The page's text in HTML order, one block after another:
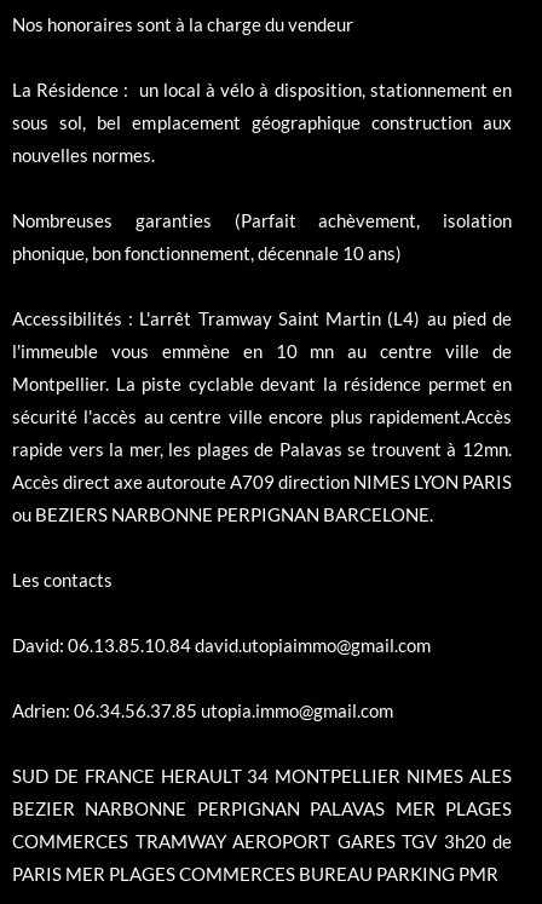
Nos honoraires sont à la charge du vendeur
La Résidence : un local à vélo à disposition, stationnement en
sous sol, bel emplacement géographique construction aux
nouvelles normes.
Nombreuses garanties (Parfait achèvement, isolation
phonique, bon fonctionnement, décennale 10 ans)
Accessibilités : L'arrêt Tramway Saint Martin (L4) au pied de
l'immeuble vous emmène en 10 mn au centre ville de
Montpellier. La piste cyclable devant la résidence permet en
sécurité l'accès au centre ville encore plus rapidement.Accès
rapide vers la mer, les plages de Palavas se trouvent à 12mn.
Accès direct axe autoroute A709 direction NIMES LYON PARIS
ou BEZIERS NARBONNE PERPIGNAN BARCELONE.
Les contacts
David: 06.13.85.10.84 david.utopiaimmo@gmail.com
Adrien: 06.34.56.37.85 utopia.immo@gmail.com
SUD DE FRANCE HERAULT 34 MONTPELLIER NIMES ALES
BEZIER NARBONNE PERPIGNAN PALAVAS MER PLAGES
COMMERCES TRAMWAY AEROPORT GARES TGV 3h20 de
PARIS MER PLAGES COMMERCES BUREAU PARKING PMR